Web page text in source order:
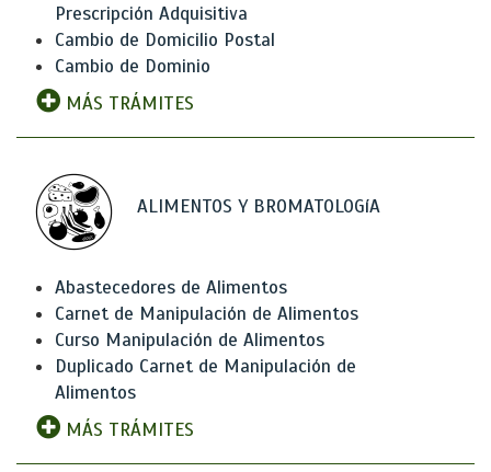
Prescripción Adquisitiva
Cambio de Domicilio Postal
Cambio de Dominio
MÁS TRÁMITES
ALIMENTOS Y BROMATOLOGíA
Abastecedores de Alimentos
Carnet de Manipulación de Alimentos
Curso Manipulación de Alimentos
Duplicado Carnet de Manipulación de
Alimentos
MÁS TRÁMITES